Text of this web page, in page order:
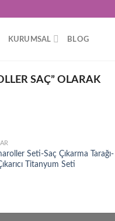
KURUMSAL BLOG
SAÇ” OLARAK
Add to
wishlist
Seti-Saç Çıkarma Tarağı-
Titanyum Seti